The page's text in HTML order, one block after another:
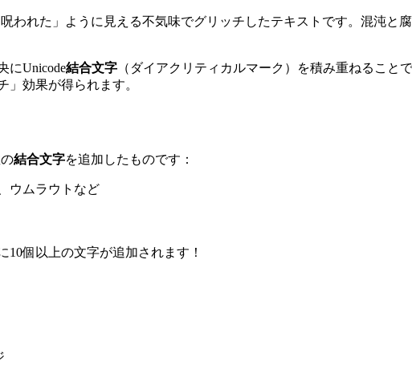
われた」ように見える不気味でグリッチしたテキストです。混沌と
にUnicode結合文字 （ダイアクリティカルマーク）を積み重ねるこ
」効果が得られます。
結合文字を追加したものです：
ウムラウトなど
10個以上の文字が追加されます！